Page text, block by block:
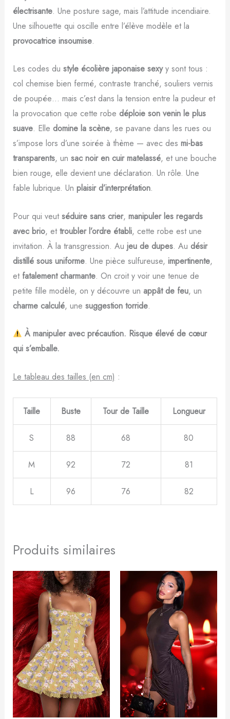
électrisante. Une posture sage, mais l’attitude incendiaire.
Une silhouette qui oscille entre l’élève modèle et la
provocatrice insoumise.
Les codes du style écolière japonaise sexyy sont tous :
col chemise bien fermé, contraste tranché, souliers vernis
de poupée… mais c’est dans la tension entre la pudeur et
la provocation que cette robe déploie son venin le plus
suave. Elle domine la scène, se pavane dans les rues ou
s’impose lors d’une soirée à thème — avec des mi-bas
transparents, un sac noir en cuir matelassé, et une bouche
bien rouge, elle devient une déclaration. Un rôle. Une
fable lubrique. Un plaisir d’interprétation.
Pour qui veutséduire sans crier, manipuler les regards
avec brio, ettroubler l’ordre établi, cette robe est une
invitation. À la transgression. Au jeu de dupes. Au désir
distillé sous uniforme. Une pièce sulfureuse, impertinente,
et fatalement charmante. On croit y voir une tenue de
petite fille modèle, on y découvre un appât de feu, un
charme calculé, une suggestion torride.
À manipuler avec précaution. Risque élevé de cœur
qui s’emballe.
Le tableau des tailles (en cm) :
Taille Buste Tour de Taille Longueur
S 88 68 80
M 92 72 81
L 96 76 82
Produits similaires